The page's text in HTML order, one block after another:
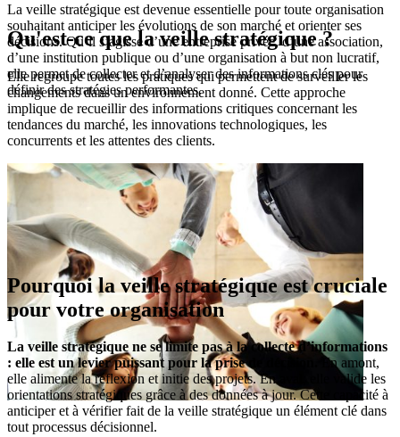
La veille stratégique est devenue essentielle pour toute organisation
souhaitant anticiper les évolutions de son marché et orienter ses
décisions. Qu’il s’agisse d’une entreprise privée, d’une association,
d’une institution publique ou d’une organisation à but non lucratif,
elle permet de collecter et d’analyser des informations clés pour
définir des stratégies performantes.
Qu'est-ce que la veille stratégique ?
Elle regroupe toutes les pratiques qui permettent de surveiller les
changements dans un environnement donné. Cette approche
implique de recueillir des informations critiques concernant les
tendances du marché, les innovations technologiques, les
concurrents et les attentes des clients.
Pourquoi la veille stratégique est cruciale
pour votre organisation
La veille stratégique ne se limite pas à la collecte d’informations
: elle est un levier puissant pour la prise de décision.
En amont,
elle alimente la réflexion et initie des projets. En aval, elle valide les
orientations stratégiques grâce à des données à jour. Cette capacité à
anticiper et à vérifier fait de la veille stratégique un élément clé dans
tout processus décisionnel.